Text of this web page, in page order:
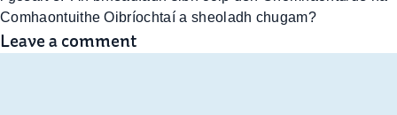
Comhaontuithe Oibríochtaí a sheoladh chugam?
Leave a comment